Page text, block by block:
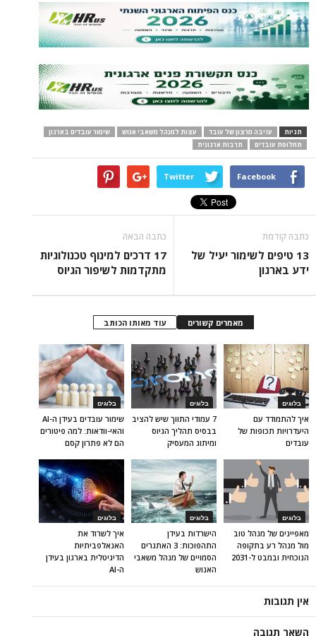
תגיות עזיבה מרצון של עובד עצות למנהל משאבי אנוש
שימור עובדים בארגון
תחלופת עובדים
תרבות ארגונית
Facebook
Twitter
כתבה קודמת
13 טיפים לשימור יעיל של
ידע בארגון
כתבה הבאה
17 דרכים למינוף טכנולוגיות
מתקדמות לשיפור הגיוס
מאמרים קשורים עוד מאותו הכותב
בלוגים
שימור עובדים בעידן ה-AI
והאי-וודאות: למה פיטורים
הם לא פתרון קסם
בלוגים
7 עמודי התווך שיש להציב
בבסיס תהליך הגיוס
ומיתוג המעסיק
בלוגים
איך להתמודד עם
היעדרויות תכופות של
עובדים
בלוגים
איך לשרוד את
האנאלפביתיוּת
הדיגיטלית בארגון בעידן
ה-AI
בלוגים
הישרדות בעידן
התהפוכות: 3 האתגרים
הסמויים של מנהל משאבי
האנוש
בלוגים
מאפיינים של מנהל טוב
מול מנהל רע בתקופה
הנוכחית ובמבט ל-2031
אין תגובות
השאר תגובה